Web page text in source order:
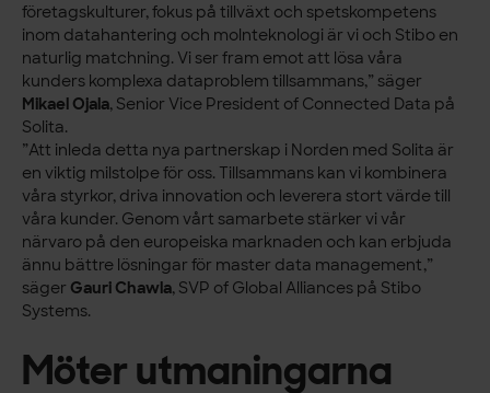
företagskulturer, fokus på tillväxt och spetskompetens
inom datahantering och molnteknologi är vi och Stibo en
naturlig matchning. Vi ser fram emot att lösa våra
kunders komplexa dataproblem tillsammans,” säger
Mikael Ojala, Senior Vice President of Connected Data på
Solita.
”Att inleda detta nya partnerskap i Norden med Solita är
en viktig milstolpe för oss. Tillsammans kan vi kombinera
våra styrkor, driva innovation och leverera stort värde till
våra kunder. Genom vårt samarbete stärker vi vår
närvaro på den europeiska marknaden och kan erbjuda
ännu bättre lösningar för master data management,”
säger Gauri Chawla, SVP of Global Alliances på Stibo
Systems.
Möter utmaningarna